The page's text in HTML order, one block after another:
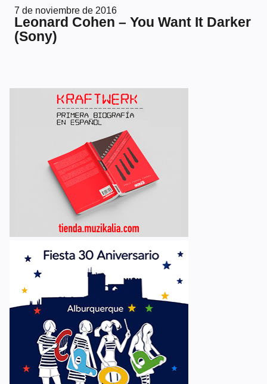
7 de noviembre de 2016
Leonard Cohen – You Want It Darker
(Sony)